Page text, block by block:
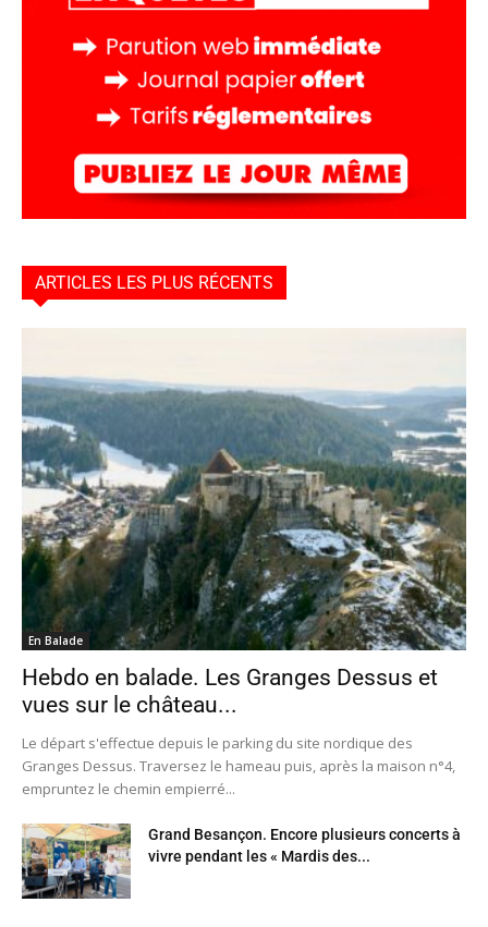
ARTICLES LES PLUS RÉCENTS
En Balade
Hebdo en balade. Les Granges Dessus et
vues sur le château...
Le départ s'effectue depuis le parking du site nordique des
Granges Dessus. Traversez le hameau puis, après la maison n°4,
empruntez le chemin empierré...
Grand Besançon. Encore plusieurs concerts à
vivre pendant les « Mardis des...